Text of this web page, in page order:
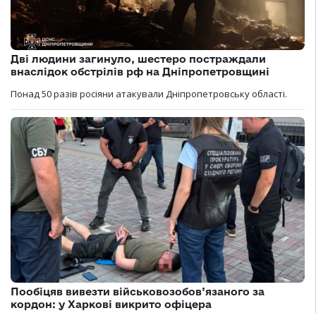
Дві людини загинуло, шестеро постраждали
внаслідок обстрілів рф на Дніпропетровщині
Понад 50 разів росіяни атакували Дніпропетровську області.
Пообіцяв вивезти військовозобов’язаного за
кордон: у Харкові викрито офіцера